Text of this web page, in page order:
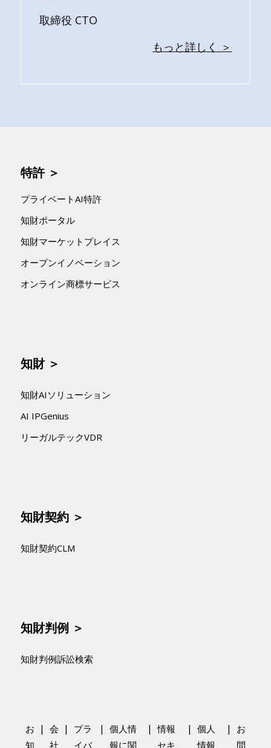
取締役 CTO
もっと詳しく ＞
特許 ＞
プライベートAI特許
知財ポータル
知財マーケットプレイス
オープンイノベーション
オンライン商標サービス
知財 ＞
知財AIソリューション
AI IPGenius
リーガルテックVDR
知財契約 ＞
知財契約CLM
知財判例 ＞
知財判例訴訟検索
お
知
| 会
社
|
プラ
イバ
| 個人情
報に関
| 情報
セキ
| 個人
情報
|
お
問